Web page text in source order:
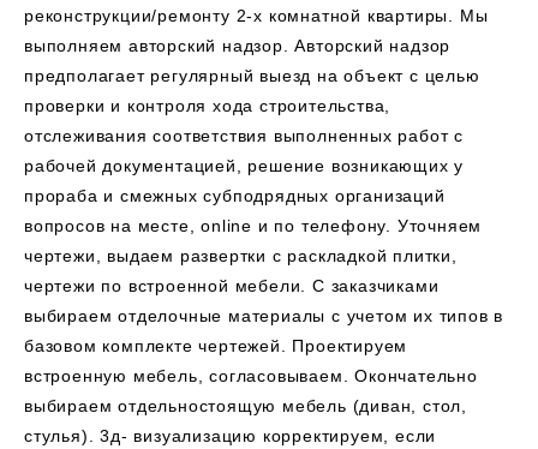
реконструкции/ремонту 2-х комнатной квартиры. Мы
выполняем авторский надзор. Авторский надзор
предполагает регулярный выезд на объект с целью
проверки и контроля хода строительства,
отслеживания соответствия выполненных работ с
рабочей документацией, решение возникающих у
прораба и смежных субподрядных организаций
вопросов на месте, online и по телефону. Уточняем
чертежи, выдаем развертки с раскладкой плитки,
чертежи по встроенной мебели. С заказчиками
выбираем отделочные материалы с учетом их типов в
базовом комплекте чертежей. Проектируем
встроенную мебель, согласовываем. Окончательно
выбираем отдельностоящую мебель (диван, стол,
стулья). 3д- визуализацию корректируем, если